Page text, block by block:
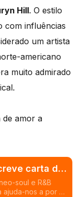
Hill. O estilo
com influências
um artista
americano
muito admirado
de amor a
carta de
soul e R&B
ajuda-nos a por a